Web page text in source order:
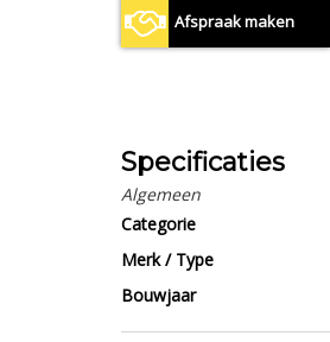
Afspraak maken
Specificaties
Algemeen
Categorie
Merk / Type
Bouwjaar